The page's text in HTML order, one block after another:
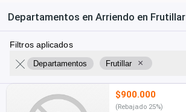
Departamentos en Arriendo en Frutillar
Filtros aplicados
Departamentos Frutillar ×
$900.000
(Rebajado 25%)